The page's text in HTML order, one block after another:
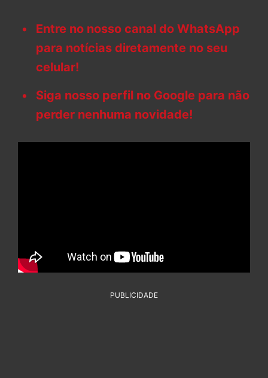
Entre no nosso canal do WhatsApp
para notícias diretamente no seu
celular!
Siga nosso perfil no Google para não
perder nenhuma novidade!
PUBLICIDADE